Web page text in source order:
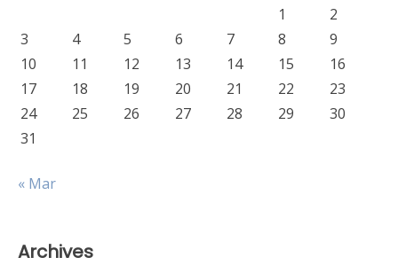
1
2
3
4 5 6 7 8
9
10
11 12 13 14 15
16
17
18 19 20 21 22
23
24
25 26 27 28 29
30
31
« Mar
Archives